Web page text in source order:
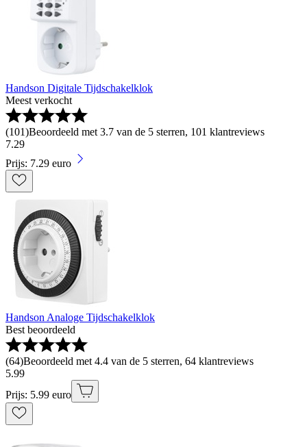
Handson Digitale Tijdschakelklok
Meest verkocht
(101)Beoordeeld met 3.7 van de 5 sterren, 101 klantreviews
7.29
Prijs: 7.29 euro
Handson Analoge Tijdschakelklok
Best beoordeeld
(64)Beoordeeld met 4.4 van de 5 sterren, 64 klantreviews
5.99
Prijs: 5.99 euro